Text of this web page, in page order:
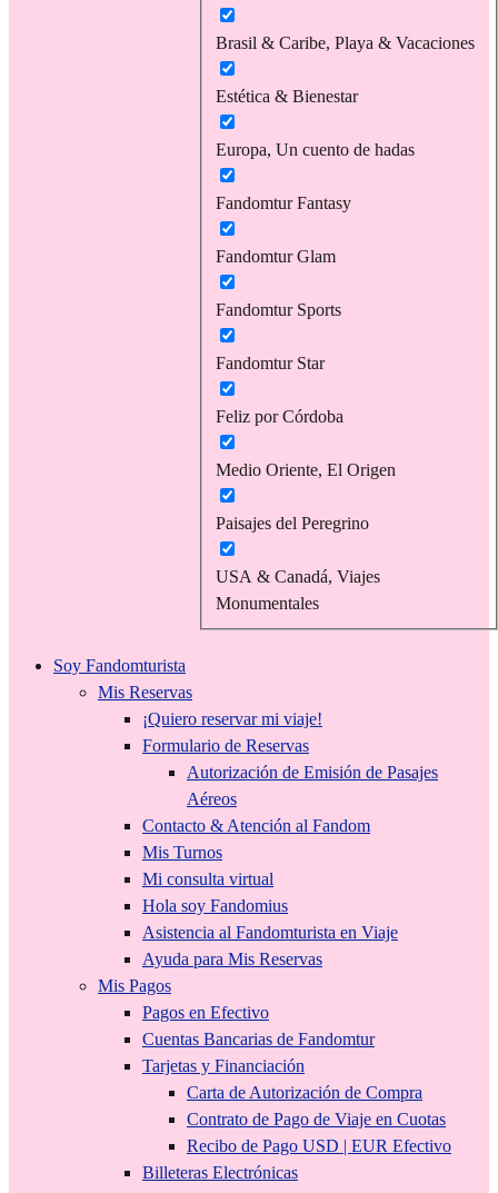
Brasil & Caribe, Playa & Vacaciones
Estética & Bienestar
Europa, Un cuento de hadas
Fandomtur Fantasy
Fandomtur Glam
Fandomtur Sports
Fandomtur Star
Feliz por Córdoba
Medio Oriente, El Origen
Paisajes del Peregrino
USA & Canadá, Viajes
Monumentales
Soy Fandomturista
Mis Reservas
¡Quiero reservar mi viaje!
Formulario de Reservas
Autorización de Emisión de Pasajes
Aéreos
Contacto & Atención al Fandom
Mis Turnos
Mi consulta virtual
Hola soy Fandomius
Asistencia al Fandomturista en Viaje
Ayuda para Mis Reservas
Mis Pagos
Pagos en Efectivo
Cuentas Bancarias de Fandomtur
Tarjetas y Financiación
Carta de Autorización de Compra
Contrato de Pago de Viaje en Cuotas
Recibo de Pago USD | EUR Efectivo
Billeteras Electrónicas